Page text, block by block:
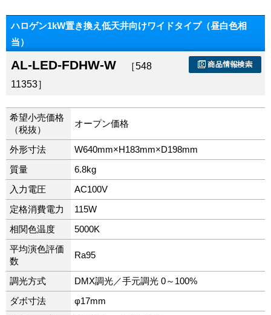
ハロゲン1kW置き換え低天井向けワイドタイプ（昼白色相
当）
AL-LED-FDHW-W ［548
11353］
希望小売価格
（税抜）
オープン価格
外形寸法 W640mm×H183mm×D198mm
質量 6.8kg
入力電圧 AC100V
定格消費電力 115W
相関色温度 5000K
平均演色評価
数
Ra95
調光方式 DMX調光／手元調光 0～100%
ダボ寸法 φ17mm